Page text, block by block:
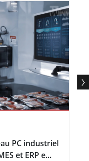
PC industriel
et ERP e...